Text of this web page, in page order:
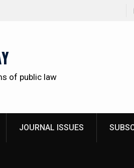
Kindyushenko
of public law
JOURNAL ISSUES